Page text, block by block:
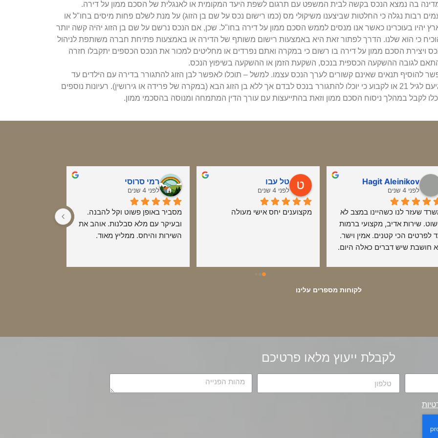
בה נמצא הנכס בקשה לבית המשפט עם תרגום לשפת היעד המקומית או לאנגלית של הסכם ממון על דירה.
רבות נגלה כי החלטות שביצענו משיקולי מס (כמו רישום נכס על שם בן הזוג) על מנת לשלם פחות מיסים בחו"ל או
יהיו בעוכרינו כאשר אנו מנסים לממש הסכם ממון על דירה בחו"ל. שכן, אם הנכס נרשם על שם בן הזוג יהיה קשה יותר
כי הוא שלנו. הדרך לפתור זאת היא באמצעות רישום משותף של הדירה או באמצעות פתיחת חברה משותפת לניהול
ויצירת הסכם ממון על דירה בו רשום כי במקרה ואתם נפרדים או מחליטים למכור את הנכס הכספים יתקבלו חזרה
לגובה ההשקעה הכספית בנכס, השקעת הזמן או ההשקעה בשיפוץ הנכס.
להוסיף תנאים שאינם קשורים לערך הנכס עצמו. למשל – תוכלו לאפשר לבן הזוג להתגורר בדירה עם הילדים עד
הגיעם לגיל 21 או לקבוע כי יוכלו להתגורר בנכס לבדם אך ללא בן הזוג הבא (במקרה של פרידה או גירושין). רעיונות נוספים
לקבל במהלך ניסוח הסכם ממון וזאת בהתייעצות עם עורך הדין המתמחה ומנוסה בהסכמי ממון.
Hagit Aleinikov
לפני 4 שנים
טל עבו
לפני 4 שנים
מקצוענים יחס אישי מעולה
רמי סרוסי
לפני 4 שנים
השירות והיחס. ממליץ מאוד.
לקוחות מספרים עלינו
לקבלת ייעוץ מלאו פרטיכם